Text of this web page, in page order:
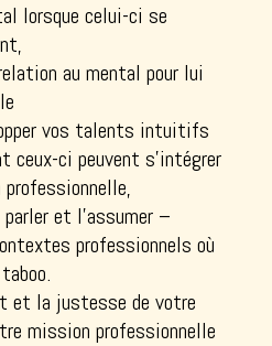
lorsque celui-ci se
au mental pour lui
vos talents intuitifs
ceux-ci peuvent s’intégrer
et l’assumer –
professionnels où
et la justesse de votre
mission professionnelle